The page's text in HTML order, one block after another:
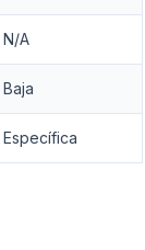
N/A
Baja
Específica